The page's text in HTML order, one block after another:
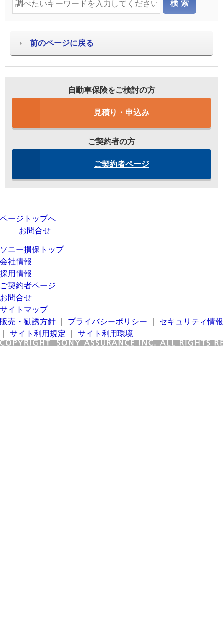
前のページに戻る
自動車保険をご検討の方
見積り・申込み
ご契約者の方
ご契約者ページ
ページトップへ
お問合せ
ソニー損保トップ
会社情報
採用情報
ご契約者ページ
お問合せ
サイトマップ
販売・勧誘方針
プライバシーポリシー
セキュリティ情報
サイト利用規定 サイト利用環境